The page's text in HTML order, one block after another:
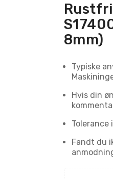
8mm)
Typiske
Hvis din
Fandt du